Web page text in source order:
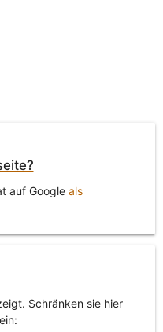
auf Google als
Schränken sie hier